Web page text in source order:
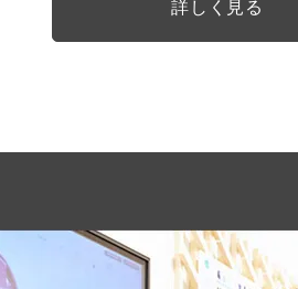
トには内装柄で描か
広がる！！
詳しく見る